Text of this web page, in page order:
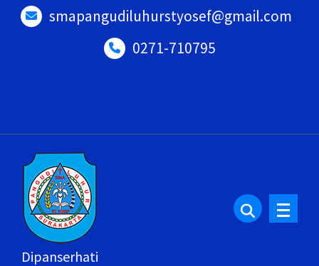
Lewati
smapangudiluhurstyosef@gmail.com
0271-710795
Dipanserhati